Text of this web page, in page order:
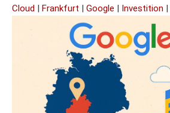
Cloud | Frankfurt | Google | Investition |